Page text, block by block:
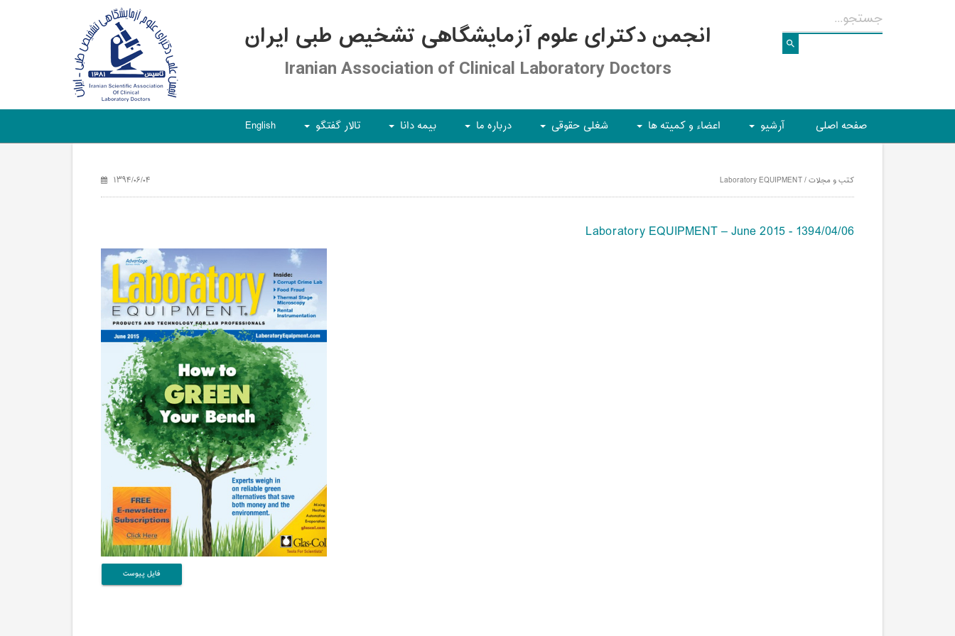
انجمن دکترای علوم آزمایشگاهی تشخیص طبی ایران
Iranian Association of Clinical Laboratory Doctors
صفحه اصلی آرشیو اعضاء و کمیته ها شغلی حقوقی درباره ما بیمه دانا تالار گفتگو English
کتب و مجلات / Laboratory EQUIPMENT ۱۳۹۴/۰۶/۰۴
Laboratory EQUIPMENT – June 2015 - 1394/04/06
فایل پیوست